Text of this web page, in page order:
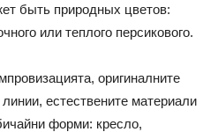
быть природных цветов:
или теплого персикового.
оригиналните
естествените материали
форми: кресло,